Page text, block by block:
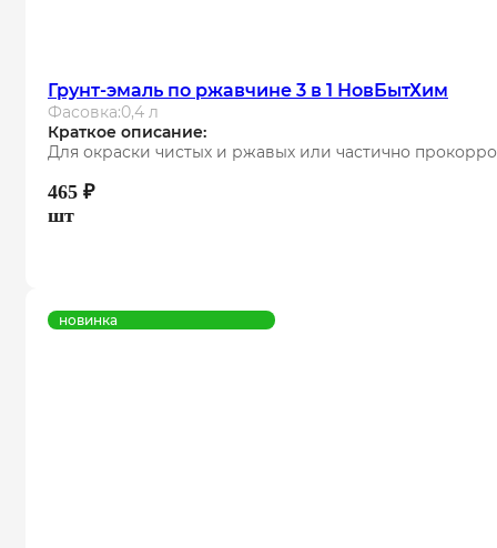
Грунт-эмаль по ржавчине 3 в 1 НовБытХим
Фасовка:0,4 л
Краткое описание:
Для окраски чистых и ржавых или частично
465 ₽
шт
новинка